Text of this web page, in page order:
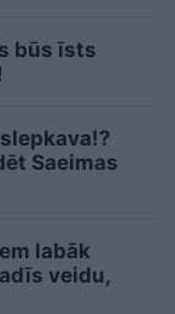
būs īsts
Saeimas
labāk
veidu,